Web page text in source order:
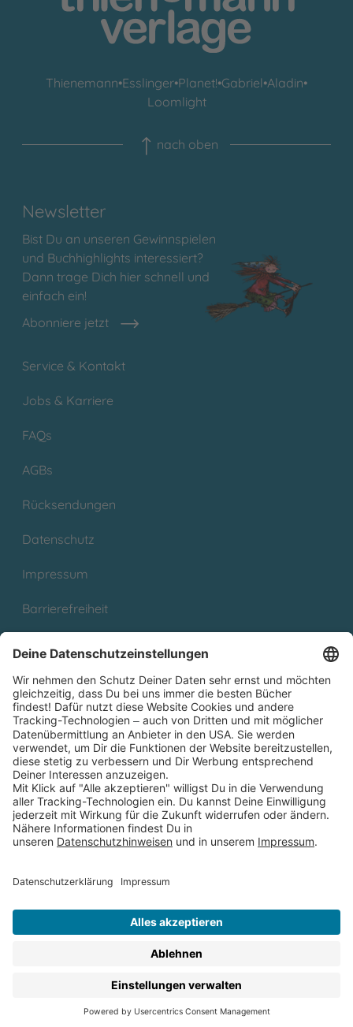
Thienemann•Esslinger•Planet!•Gabriel•Aladin•
Loomlight
nach oben
Newsletter
Bist Du an unseren Gewinnspielen
und Buchhighlights interessiert?
Dann trage Dich hier schnell und
einfach ein!
Abonniere jetzt
Service & Kontakt
Jobs & Karriere
FAQs
AGBs
Rücksendungen
Datenschutz
Impressum
Barrierefreiheit
Partnerprogramm (Affiliate)
Folge uns auf
* Versandkostenfrei ab 9,00 € Bestellwert innerhalb
Deutschlands
** Lieferzeit 1-3 Werktage innerhalb Deutschlands
Thienemann-Esslinger Verlag GmbH, Blumenstraße 36, D-70182